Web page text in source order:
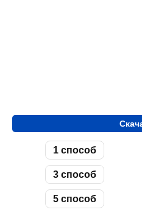
1 способ
3 способ
5 способ